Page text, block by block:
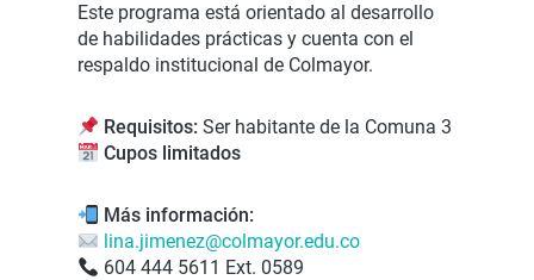
Este programa está orientado al desarrollo
de habilidades prácticas y cuenta con el
respaldo institucional de Colmayor.
Requisitos: Ser habitante de la Comuna 3
Cupos limitados
Más información:
lina.jimenez@colmayor.edu.co
604 444 5611 Ext. 0589